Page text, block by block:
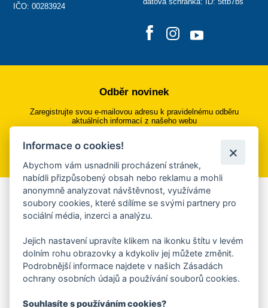
IČO: 00283924
Odběr novinek
Zaregistrujte svou e-mailovou adresu k pravidelnému odběru
aktuálních informací z našeho webu
Přihlásit se k odběru
Aplikace Mobilní rozhlas
Chcete dostávat do svého mobilu či mailu upozornění na
ankety, pozvánky na kulturní a sportovní akce?
Více informací o aplikaci
Informace o cookies!
Abychom vám usnadnili procházení stránek,
nabídli přizpůsobený obsah nebo reklamu a mohli
anonymně analyzovat návštěvnost, využíváme
soubory cookies, které sdílíme se svými partnery pro
sociální média, inzerci a analýzu.
Jejich nastavení upravíte klikem na ikonku štítu v levém
dolním rohu obrazovky a kdykoliv jej můžete změnit.
Podrobnější informace najdete v našich Zásadách
ochrany osobních údajů a používání souborů cookies.
Souhlasíte s používáním cookies?